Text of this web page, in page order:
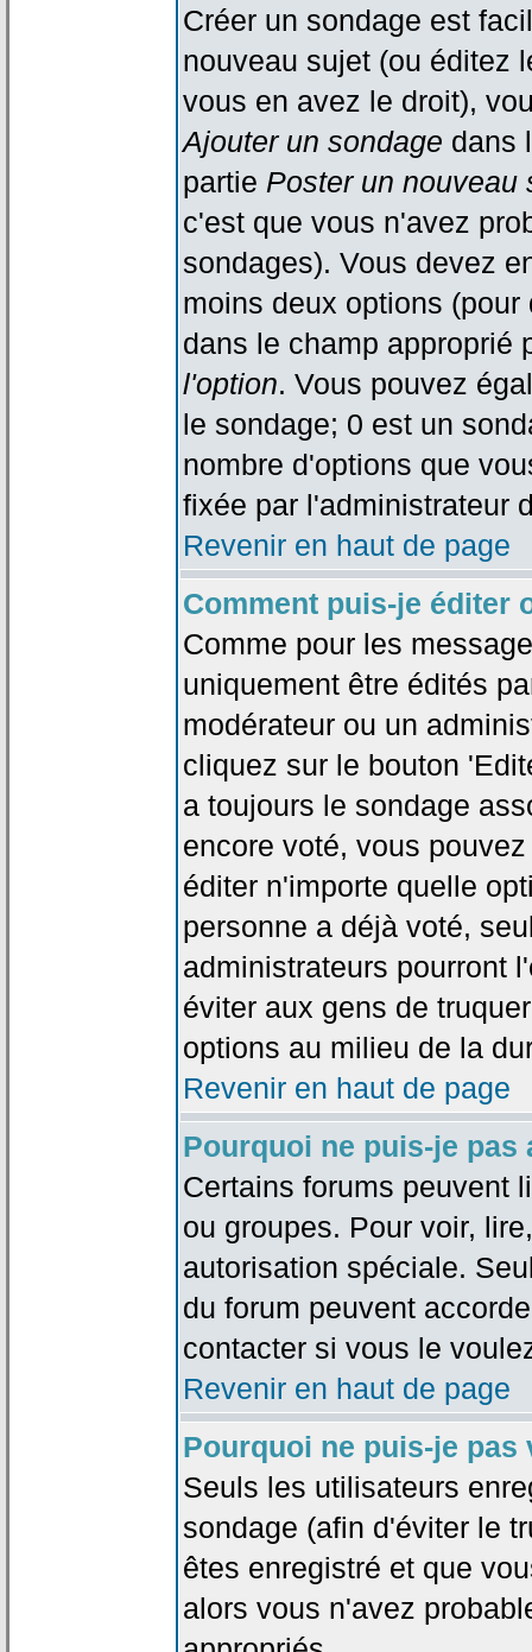
Créer un sondage est
nouveau sujet (ou éditez
vous en avez le droit),
Ajouter un sondage dans
partie Poster un nouveau
c'est que vous n'avez
sondages). Vous devez
moins deux options
dans le champ
l'option. Vous pouvez
le sondage; 0 est un
nombre d'options que
fixée par l'administrateur
Revenir en haut de page
Comment puis-je éditer
Comme pour les
uniquement être édités
modérateur ou un
cliquez sur le bouton
a toujours le sondage
encore voté, vous
éditer n'importe quelle
personne a déjà voté,
administrateurs pourront
éviter aux gens de
options au milieu de la
Revenir en haut de page
Pourquoi ne puis-je pas
Certains forums peuvent
ou groupes. Pour voir,
autorisation spéciale.
du forum peuvent
contacter si vous le
Revenir en haut de page
Pourquoi ne puis-je pas
Seuls les utilisateurs
sondage (afin d'éviter le
êtes enregistré et que
alors vous n'avez